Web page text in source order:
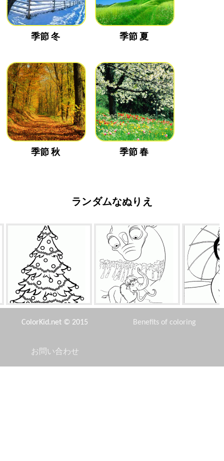
季節 冬 季節 夏
季節 秋 季節 春
ランダムなぬりえ
クリスマスツリー マンモスエリー
ムーランは
ColorKid.net © 2015 Benefits of coloring
お問い合わせ